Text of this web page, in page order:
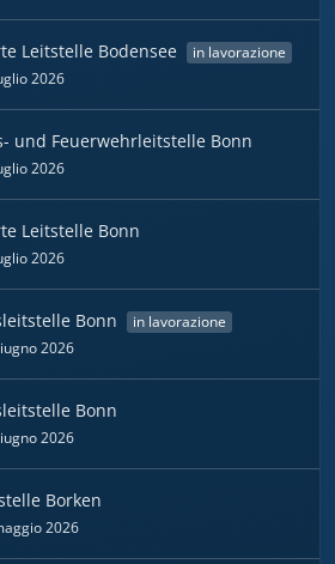
Leitstelle Bodensee
in lavorazione
2026
und Feuerwehrleitstelle Bonn
2026
Leitstelle Bonn
2026
Bonn
in lavorazione
2026
Bonn
2026
Borken
2026